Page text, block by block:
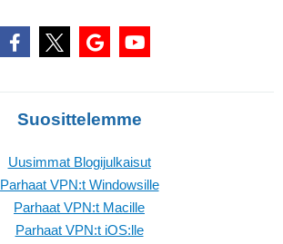
Suosittelemme
Uusimmat Blogijulkaisut
Parhaat VPN:t Windowsille
Parhaat VPN:t Macille
Parhaat VPN:t iOS:lle